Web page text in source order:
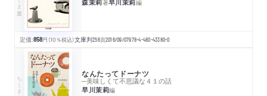
森茉莉著早川茉莉編
定価:858円 （10％税込）文庫判256頁2016/09/07978-4-480-43380-0
ちくま文庫 なんたってドーナツ
─美味しくて不思議な４１の話
早川茉莉編